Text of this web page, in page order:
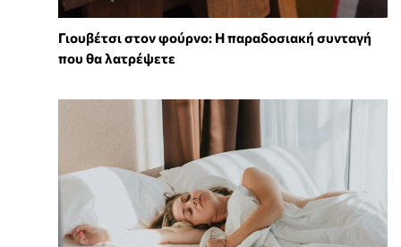
Γιουβέτσι στον φούρνο: Η παραδοσιακή συνταγή
που θα λατρέψετε